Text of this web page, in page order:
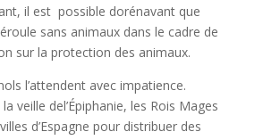
il est possible dorénavant que
sans animaux dans le cadre de
sur la protection des animaux.
l’attendent avec impatience.
la veille del’Épiphanie, les Rois Mages
villes d’Espagne pour distribuer des